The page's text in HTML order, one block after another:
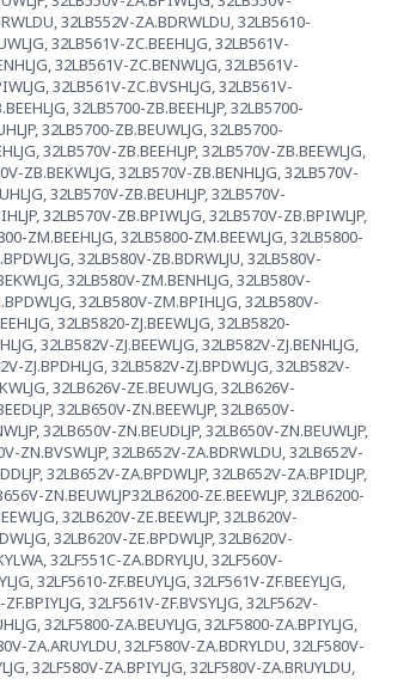
32LB552V-ZA.BDRWLDU, 32LB5610-
32LB561V-ZC.BEEHLJG, 32LB561V-
32LB561V-ZC.BENWLJG, 32LB561V-
32LB561V-ZC.BVSHLJG, 32LB561V-
32LB5700-ZB.BEEHLJP, 32LB5700-
32LB5700-ZB.BEUWLJG, 32LB5700-
32LB570V-ZB.BEEHLJP, 32LB570V-ZB.BEEWLJG,
ZB.BEKWLJG, 32LB570V-ZB.BENHLJG, 32LB570V-
32LB570V-ZB.BEUHLJP, 32LB570V-
32LB570V-ZB.BPIWLJG, 32LB570V-ZB.BPIWLJP,
ZM.BEEHLJG, 32LB5800-ZM.BEEWLJG, 32LB5800-
32LB580V-ZB.BDRWLJU, 32LB580V-
32LB580V-ZM.BENHLJG, 32LB580V-
32LB580V-ZM.BPIHLJG, 32LB580V-
32LB5820-ZJ.BEEWLJG, 32LB5820-
32LB582V-ZJ.BEEWLJG, 32LB582V-ZJ.BENHLJG,
ZJ.BPDHLJG, 32LB582V-ZJ.BPDWLJG, 32LB582V-
32LB626V-ZE.BEUWLJG, 32LB626V-
32LB650V-ZN.BEEWLJP, 32LB650V-
32LB650V-ZN.BEUDLJP, 32LB650V-ZN.BEUWLJP,
ZN.BVSWLJP, 32LB652V-ZA.BDRWLDU, 32LB652V-
32LB652V-ZA.BPDWLJP, 32LB652V-ZA.BPIDLJP,
ZN.BEUWLJP32LB6200-ZE.BEEWLJP, 32LB6200-
32LB620V-ZE.BEEWLJP, 32LB620V-
32LB620V-ZE.BPDWLJP, 32LB620V-
32LF551C-ZA.BDRYLJU, 32LF560V-
32LF5610-ZF.BEUYLJG, 32LF561V-ZF.BEEYLJG,
32LF561V-ZF.BVSYLJG, 32LF562V-
32LF5800-ZA.BEUYLJG, 32LF5800-ZA.BPIYLJG,
ZA.ARUYLDU, 32LF580V-ZA.BDRYLDU, 32LF580V-
32LF580V-ZA.BPIYLJG, 32LF580V-ZA.BRUYLDU,